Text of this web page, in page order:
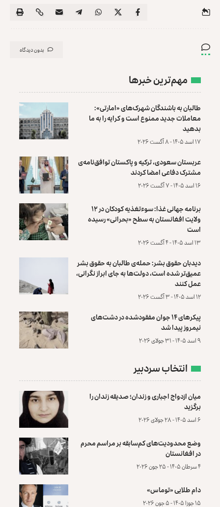
بدون دیدگاه
مهم‌ترین خبرها
طالبان به باشندگان شهرک‌های «امارتی»:
معاملات جدید ممنوع است و کرایه را به ما
بدهید
۱۷ اسد ۱۴۰۵ - ۸ آگست ۲۰۲۶
عربستان سعودی، ترکیه و پاکستان توافق‌نامه‌ی
مشترک دفاعی امضا کردند
۱۶ اسد ۱۴۰۵ - ۷ آگست ۲۰۲۶
برنامه جهانی غذا: سوءتغذیه کودکان در ۱۲
ولایت افغانستان به سطح «بحرانی» رسیده
است
۱۳ اسد ۱۴۰۵ - ۴ آگست ۲۰۲۶
دیدبان حقوق بشر: حمله‌ی طالبان به حقوق بشر
عمیق‌تر شده است، دولت‌ها به جای ابراز نگرانی،
عمل کنند
۱۲ اسد ۱۴۰۵ - ۳ آگست ۲۰۲۶
پیکرهای ۱۴ جوان مفقودشده در دشت‌های
نیمروز پیدا شد
۹ اسد ۱۴۰۵ - ۳۱ جولای ۲۰۲۶
انتخاب سردبیر
میان ازدواج اجباری و زندان؛ صدیقه زندان را
برگزید
۶ اسد ۱۴۰۵ - ۲۸ جولای ۲۰۲۶
وضع محدودیت‌های کم‌سابقه بر مراسم محرم
در افغانستان
۴ سرطان ۱۴۰۵ - ۲۵ جون ۲۰۲۶
دام طلایی «توماس»
۱۵ جوزا ۱۴۰۵ - ۵ جون ۲۰۲۶